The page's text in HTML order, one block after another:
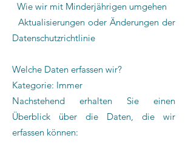
Wie wir mit Minderjährigen umgehen
Aktualisierungen oder Änderungen der
Datenschutzrichtlinie
Welche Daten erfassen wir?
Kategorie: Immer
Nachstehend erhalten Sie einen
Überblick über die Daten, die wir
erfassen können: